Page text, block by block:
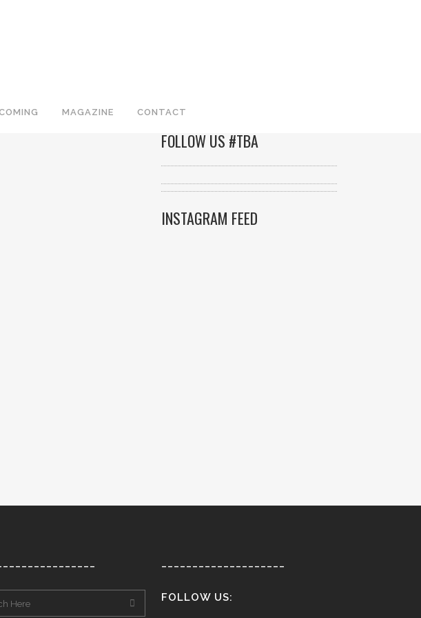
MAGAZINE CONTACT
FOLLOW US #TBA
INSTAGRAM FEED
FOLLOW US: